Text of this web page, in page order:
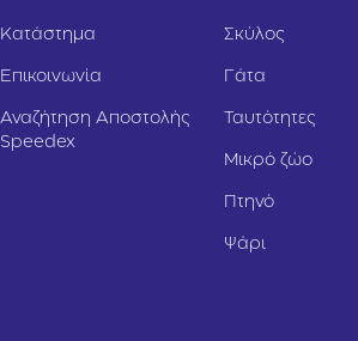
Κατάστημα
Επικοινωνία
Αναζήτηση Αποστολής
Speedex
Σκύλος
Γάτα
Ταυτότητες
Μικρό ζώο
Πτηνό
Ψάρι